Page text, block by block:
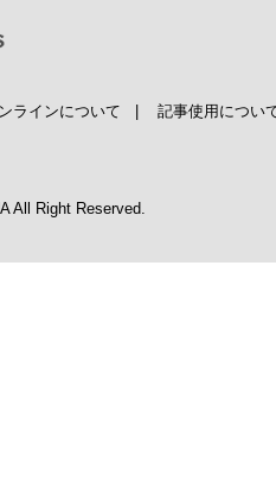
ラインについて 記事使用につい
All Right Reserved.